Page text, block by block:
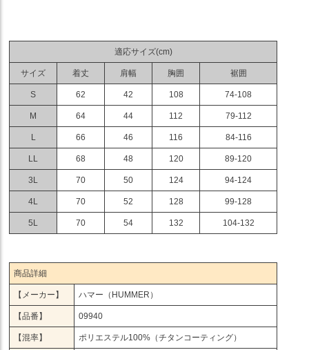
適応サイズ(cm)
サイズ 着丈 肩幅 胸囲 裾囲
S 62 42 108 74-108
M 64 44 112 79-112
L 66 46 116 84-116
LL 68 48 120 89-120
3L 70 50 124 94-124
4L 70 52 128 99-128
5L 70 54 132 104-132
商品詳細
【メーカー】 ハマー（HUMMER）
【品番】 09940
【混率】 ポリエステル100%（チタンコーティング）